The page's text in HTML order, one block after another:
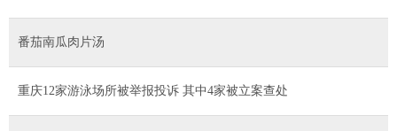
番茄南瓜肉片汤
重庆12家游泳场所被举报投诉 其中4家被立案查处